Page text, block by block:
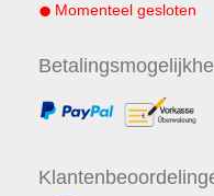
Momenteel gesloten
Betalings
Klanten